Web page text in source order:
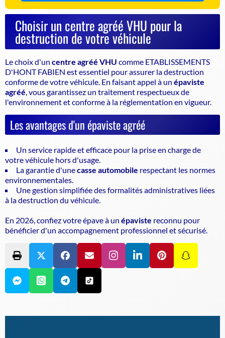
Choisir un centre agréé VHU pour la
destruction de votre véhicule
Le choix d'un centre agréé VHU comme ETABLISSEMENTS
D'HONT FABIEN est essentiel pour assurer ladestruction
conforme de votre véhicule . En faisant appel à un épaviste
agréé , vous garantissez un traitement respectueux de
l'environnement et conforme à la réglementation en vigueur.
Les avantages d'un épaviste agréé
Un service rapide et efficace pour la prise en charge de
votre véhicule hors d'usage.
La garantie d'unecasse automobile respectant les normes
environnementales.
Une gestion simplifiée des formalités administratives liées
à la destruction du véhicule.
En 2026, confiez votre épave à un épaviste reconnu pour
bénéficier d'un accompagnement professionnel et sécurisé.